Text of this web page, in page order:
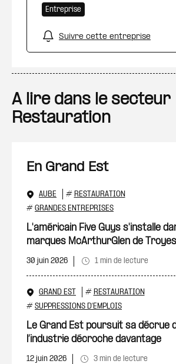
Entreprise
Suivre cette entreprise
A lire dans le secteur
Restauration
En Grand Est
AUBE # RESTAURATION
# GRANDES ENTREPRISES
L'américain Five Guys s'installe
marques McArthurGlen de Troyes
30 juin 2026 1 min de lecture
GRAND EST # RESTAURATION
# SUPPRESSIONS D'EMPLOIS
Le Grand Est poursuit sa décrue
l’industrie décroche davantage
12 juin 2026 3 min de lecture